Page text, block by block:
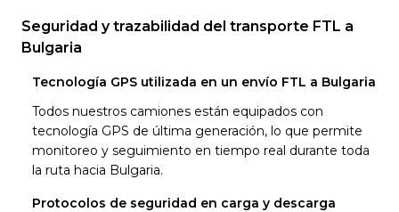
Seguridad y trazabilidad del transporte FTL a
Bulgaria
Tecnología GPS utilizada en un envío FTL a Bulgaria
Todos nuestros camiones están equipados con
tecnología GPS de última generación, lo que permite
monitoreo y seguimiento en tiempo real durante toda
la ruta hacia Bulgaria.
Protocolos de seguridad en carga y descarga